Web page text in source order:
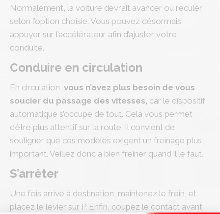
Normalement, la voiture devrait avancer ou reculer
selon l’option choisie. Vous pouvez désormais
appuyer sur l’accélérateur afin d’ajuster votre
conduite.
Conduire en circulation
En circulation, vous n’avez plus besoin de vous
soucier du passage des vitesses, car le dispositif
automatique s’occupe de tout. Cela vous permet
d’être plus attentif sur la route. Il convient de
souligner que ces modèles exigent un freinage plus
important. Veillez donc à bien freiner quand il le faut.
S’arrêter
Une fois arrivé à destination, maintenez le frein, et
placez le levier sur P. Enfin, coupez le contact avant